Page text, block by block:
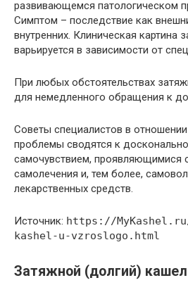
развивающемся патологическом
Симптом – последствие как
внутренних. Клиническая картина
варьируется в зависимости от
При любых обстоятельствах
для немедленного обращения к
Советы специалистов в
проблемы сводятся к
самочувствием, проявляющимися
самолечения и, тем более,
лекарственных средств.
Источник: https://
kashel-u-vzroslogo.html
Затяжной (долгий)